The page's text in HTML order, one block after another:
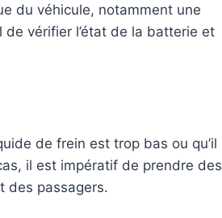
du véhicule, notamment une
vérifier l’état de la batterie et
de frein est trop bas ou qu’il
il est impératif de prendre des
des passagers.